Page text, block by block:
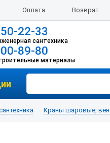
Оплата Возврат
22-33
сантехника
89-80
материалы
Краны шаровые,